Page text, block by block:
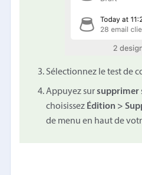
Sélectionnez le test de
Appuyez sursupprimer
choisissez Édition >
de menu en haut de